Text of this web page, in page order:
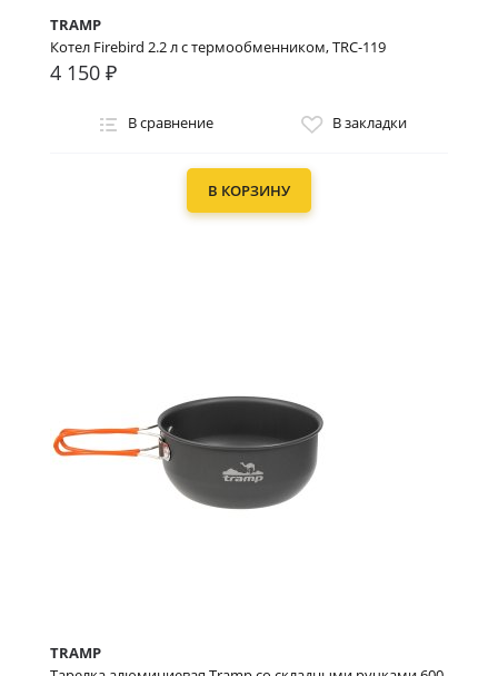
TRAMP
Котел Firebird 2.2 л c термообменником, TRC-119
4 150 ₽
В сравнение В закладки
В КОРЗИНУ
TRAMP